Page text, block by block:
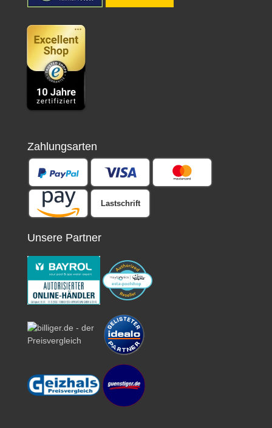
Zahlungsarten
Lastschrift
Unsere Partner